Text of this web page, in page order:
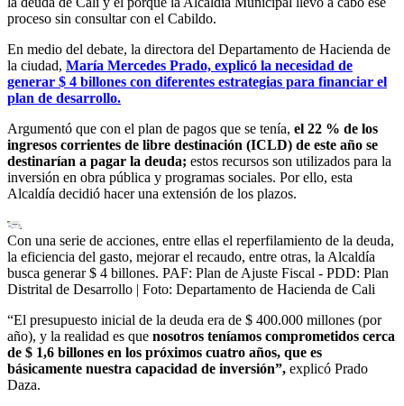
proceso sin consultar con el Cabildo.
En medio del debate, la directora del Departamento de Hacienda de
la ciudad, María Mercedes Prado, explicó la necesidad de
generar $ 4 billones con diferentes estrategias para financiar el
plan de desarrollo.
Argumentó que con el plan de pagos que se tenía, el 22 % de los
ingresos corrientes de libre destinación (ICLD) de este año se
destinarían a pagar la deuda; estos recursos son utilizados para la
inversión en obra pública y programas sociales. Por ello, esta
Alcaldía decidió hacer una extensión de los plazos.
Con una serie de acciones, entre ellas el reperfilamiento de la deuda,
la eficiencia del gasto, mejorar el recaudo, entre otras, la Alcaldía
busca generar $ 4 billones. PAF: Plan de Ajuste Fiscal - PDD: Plan
Distrital de Desarrollo | Foto: Departamento de Hacienda de Cali
“El presupuesto inicial de la deuda era de $ 400.000 millones (por
año), y la realidad es que nosotros teníamos comprometidos cerca
de $ 1,6 billones en los próximos cuatro años, que es
básicamente nuestra capacidad de inversión”, explicó Prado
Daza.